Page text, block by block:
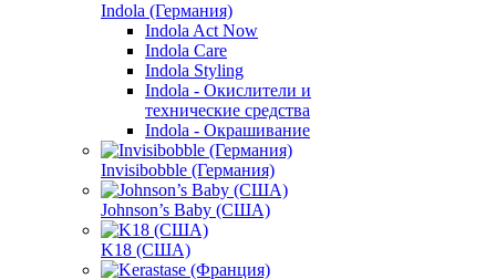
Indola (Германия)
Indola Act Now
Indola Care
Indola Styling
Indola - Окислители и
технические средства
Indola - Окрашивание
Invisibobble (Германия)
Johnson’s Baby (США)
K18 (США)